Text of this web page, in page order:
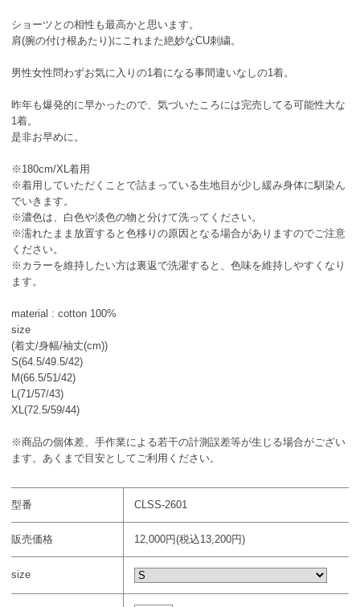
ショーツとの相性も最高かと思います。
肩(腕の付け根あたり)にこれまた絶妙なCU刺繍。
男性女性問わずお気に入りの1着になる事間違いなしの1着。
昨年も爆発的に早かったので、気づいたころには完売してる可能性大な
1着。
是非お早めに。
※180cm/XL着用
※着用していただくことで詰まっている生地目が少し緩み身体に馴染ん
でいきます。
※濃色は、白色や淡色の物と分けて洗ってください。
※濡れたまま放置すると色移りの原因となる場合がありますのでご注意
ください。
※カラーを維持したい方は裏返で洗濯すると、色味を維持しやすくなり
ます。
material : cotton 100%
size
(着丈/身幅/袖丈(cm))
S(64.5/49.5/42)
M(66.5/51/42)
L(71/57/43)
XL(72.5/59/44)
※商品の個体差、手作業による若干の計測誤差等が生じる場合がござい
ます。あくまで目安としてご利用ください。
型番 CLSS-2601
販売価格 12,000円(税込13,200円)
size